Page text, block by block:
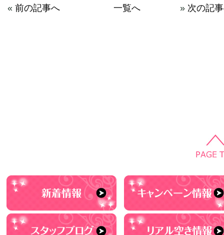
« 前の記事へ 一覧へ » 次の記